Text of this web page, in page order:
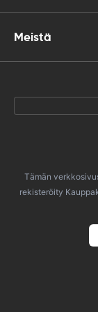
Meistä
Tämän
rekisteröity